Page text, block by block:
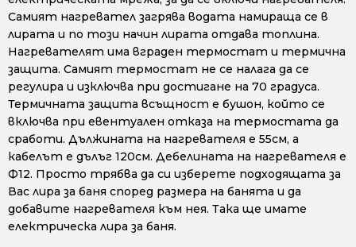
Самият нагревател загрява водата намираща се в
лирата и по този начин лирата отдава топлина.
Нагревателят има вграден термостат и термична
защита. Самият термостат не се налага да се
регулира и изключва при достигане на 70 градуса.
Термичната защита всъщност е бушон, който се
включва при евентуален отказа на термостата да
сработи. Дължината на нагревателя е 55см, а
кабелът е дълъг 120см. Дебелината на нагревателя е
Ф12. Просто трябва да си изберете подходящата за
Вас лира за баня според размера на банята и да
добавите нагревателя към нея. Така ще имате
електрическа лира за баня.